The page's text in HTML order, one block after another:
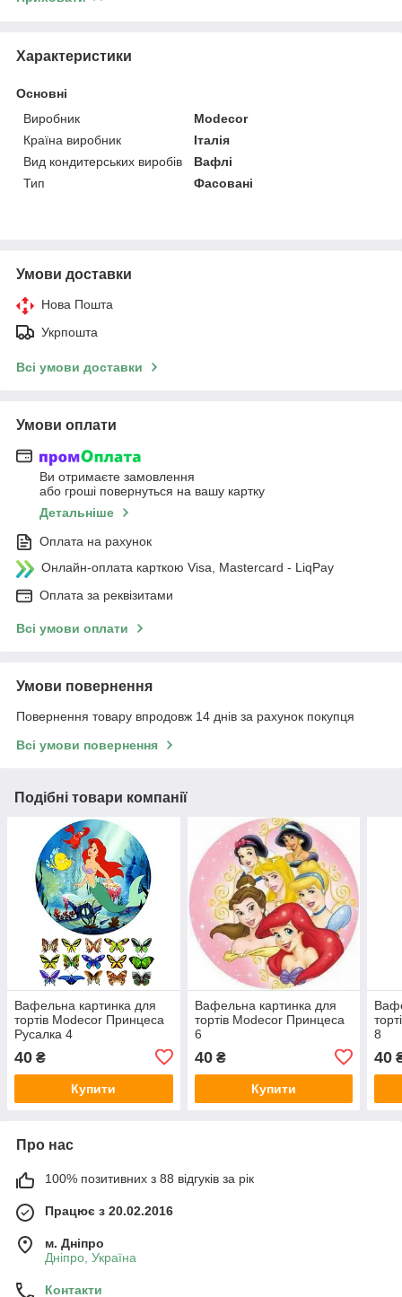
Характеристики
Основні
Виробник
Modecor
Країна виробник
Італія
Вид кондитерських виробів
Вафлі
Тип
Фасовані
Умови доставки
Нова Пошта
Укрпошта
Всі умови доставки
Умови оплати
Ви отримаєте замовлення
або гроші повернуться на вашу картку
Детальніше
Оплата на рахунок
Онлайн-оплата карткою Visa, Mastercard - LiqPay
Оплата за реквізитами
Всі умови оплати
Умови повернення
Повернення товару впродовж 14 днів за рахунок покупця
Всі умови повернення
Подібні товари компанії
Вафельна картинка для
тортів Modecor Принцеса
Русалка 4
40 ₴
Купити
Вафельна картинка для
тортів Modecor Принцеса
6
40₴
Купити
8
40
Про нас
100% позитивних з 88 відгуків за рік
Працює з 20.02.2016
м. Дніпро
Дніпро, Україна
Контакти